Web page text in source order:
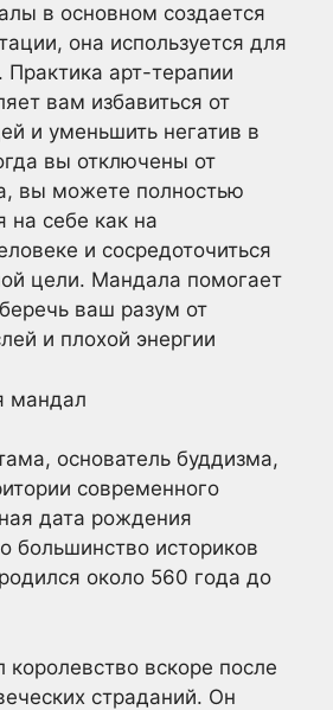
в основном создается
она используется для
Практика арт-терапии
вам избавиться от
и уменьшить негатив в
вы отключены от
вы можете полностью
на себе как на
и сосредоточиться
цели. Мандала помогает
ваш разум от
и плохой энергии
мандал
основатель буддизма,
современного
дата рождения
большинство историков
около 560 года до
королевство вскоре после
страданий. Он